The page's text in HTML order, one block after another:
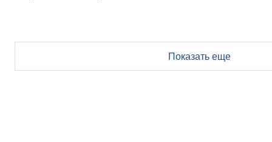
Показать еще